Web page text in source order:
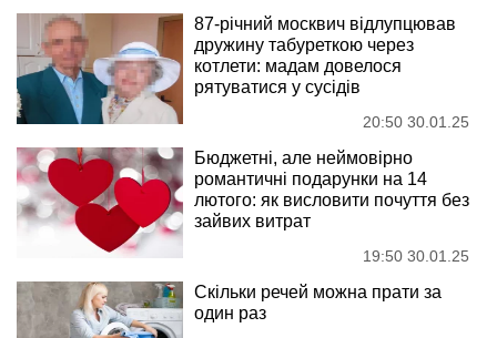
87-річний москвич відлупцював
дружину табуреткою через
котлети: мадам довелося
рятуватися у сусідів
20:50 30.01.25
Бюджетні, але неймовірно
романтичні подарунки на 14
лютого: як висловити почуття без
зайвих витрат
19:50 30.01.25
Скільки речей можна прати за
один раз